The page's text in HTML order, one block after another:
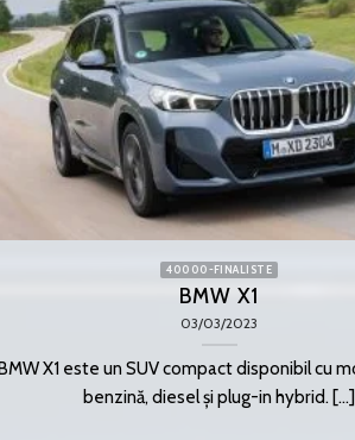
40000-FINALISTE
BMW X1
03/03/2023
X1 este un SUV compact disponibil cu
benzină, diesel și plug-in hybrid. [...]